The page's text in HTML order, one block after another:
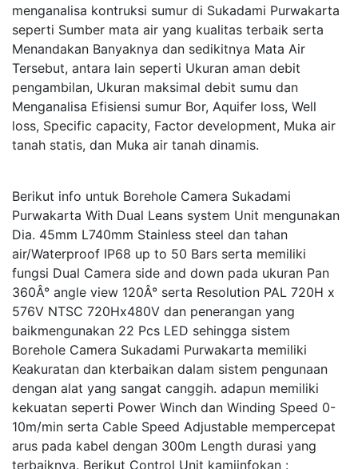
menganalisa kontruksi sumur di Sukadami Purwakarta
seperti Sumber mata air yang kualitas terbaik serta
Menandakan Banyaknya dan sedikitnya Mata Air
Tersebut, antara lain seperti Ukuran aman debit
pengambilan, Ukuran maksimal debit sumu dan
Menganalisa Efisiensi sumur Bor, Aquifer loss, Well
loss, Specific capacity, Factor development, Muka air
tanah statis, dan Muka air tanah dinamis.
Berikut info untuk Borehole Camera Sukadami
Purwakarta With Dual Leans system Unit mengunakan
Dia. 45mm L740mm Stainless steel dan tahan
air/Waterproof IP68 up to 50 Bars serta memiliki
fungsi Dual Camera side and down pada ukuran Pan
360Â° angle view 120Â° serta Resolution PAL 720H x
576V NTSC 720Hx480V dan penerangan yang
baikmengunakan 22 Pcs LED sehingga sistem
Borehole Camera Sukadami Purwakarta memiliki
Keakuratan dan kterbaikan dalam sistem pengunaan
dengan alat yang sangat canggih. adapun memiliki
kekuatan seperti Power Winch dan Winding Speed 0-
10m/min serta Cable Speed Adjustable mempercepat
arus pada kabel dengan 300m Length durasi yang
terbaiknya. Berikut Control Unit kamiinfokan :